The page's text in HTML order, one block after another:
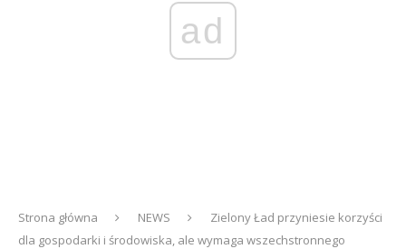
ad
Strona główna NEWS
Zielony Ład przyniesie korzyści
dla gospodarki i środowiska, ale wymaga wszechstronnego